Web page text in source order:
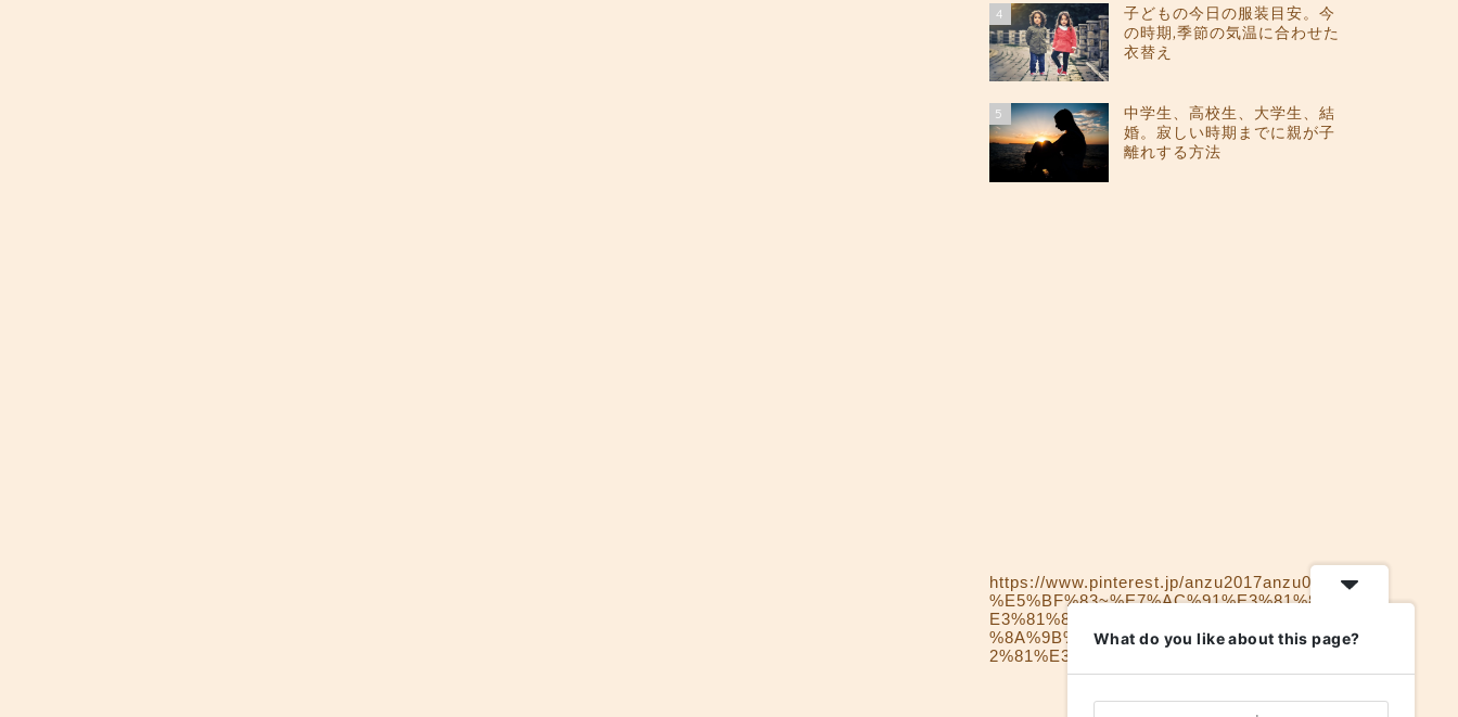
4
子どもの今日の服装目安。今
の時期,季節の気温に合わせた
衣替え
5
中学生、高校生、大学生、結
婚。寂しい時期までに親が子
離れする方法
https://www.pinterest.jp/anzu2017anzu0160/
%E5%BF%83~%E7%AC%91%E3%81%84%
E3%81%8C%E5%85%8D%E7%96%AB%E5
%8A%9B%E3%82%92%E9%AB%98%E3%8
2%81%E3%82%8B-humor-make-ouer/
What do you like about this page?